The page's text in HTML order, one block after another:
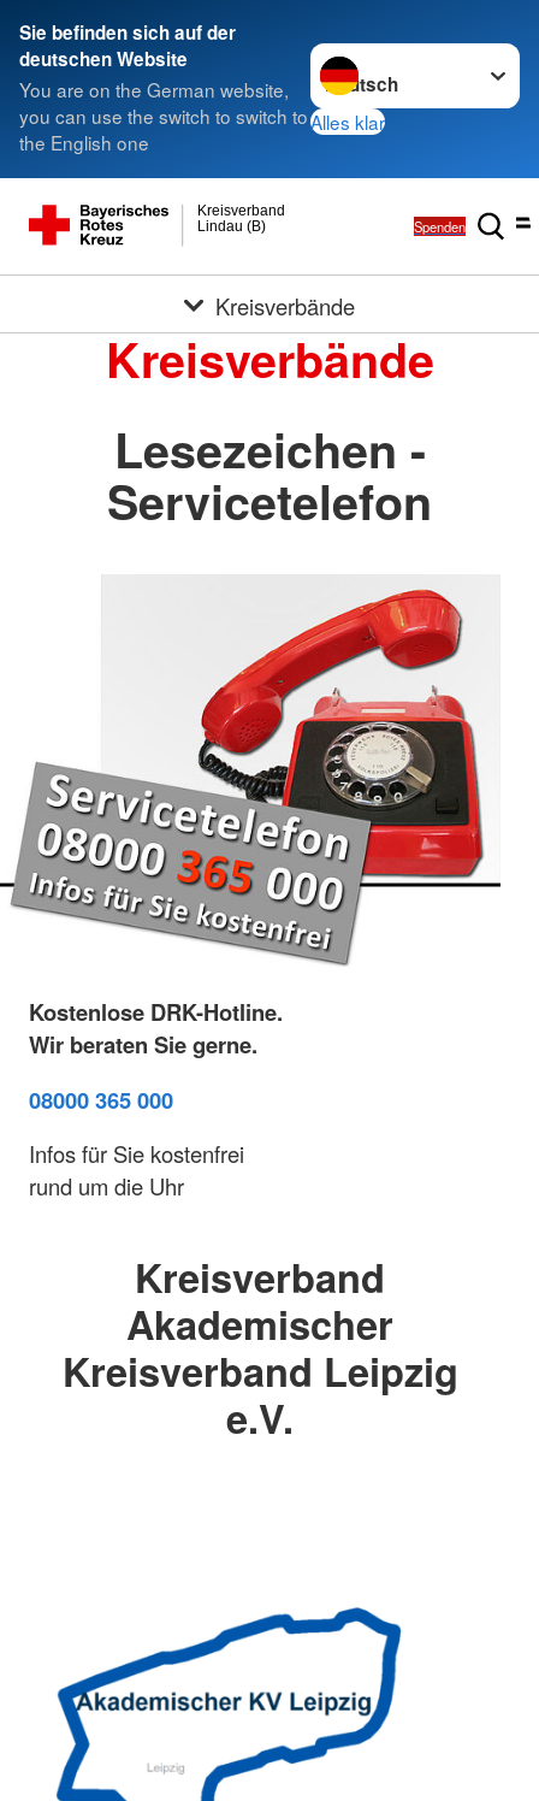
Sie befinden sich auf der
deutschen Website
You are on the German website,
you can use the switch to switch to
the English one
Sprache wechseln zu
Alles klar
Lindau (B)
Kreisverband
Spenden
Kreisverbände
Kreisverbände
Lesezeichen -
Servicetelefon
Kostenlose DRK-Hotline.
Wir beraten Sie gerne.
08000 365 000
Infos für Sie kostenfrei
rund um die Uhr
Kreisverband
Akademischer
Kreisverband Leipzig
e.V.